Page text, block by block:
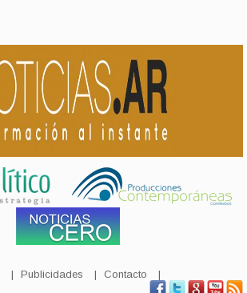
Publicidades Contacto